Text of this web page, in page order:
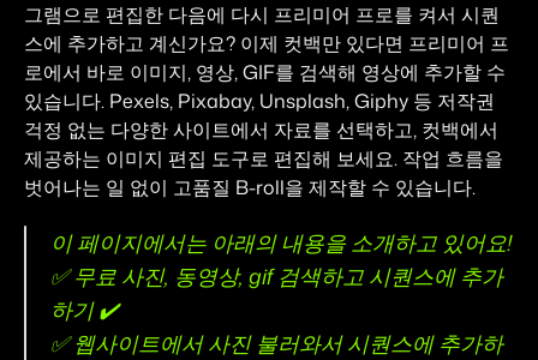
그램으로 편집한 다음에 다시 프리미어 프로를 켜서 시퀀
스에 추가하고 계신가요? 이제 컷백만 있다면 프리미어 프
로에서 바로 이미지, 영상, GIF를 검색해 영상에 추가할 수
있습니다. Pexels, Pixabay, Unsplash, Giphy 등 저작권
걱정 없는 다양한 사이트에서 자료를 선택하고, 컷백에서
제공하는 이미지 편집 도구로 편집해 보세요. 작업 흐름을
벗어나는 일 없이 고품질 B-roll을 제작할 수 있습니다.
이 페이지에서는 아래의 내용을 소개하고 있어요!
✅ 무료 사진, 동영상, gif 검색하고 시퀀스에 추가
하기 ✔️
✅ 웹사이트에서 사진 불러와서 시퀀스에 추가하